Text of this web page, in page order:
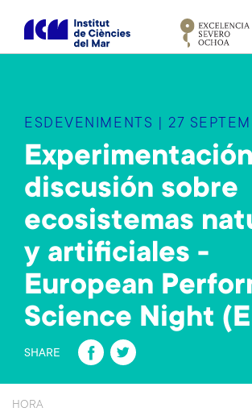
s
ESDEVENIMENTS | 27
discusión sobre
ecosistemas
y artificiales -
European
Science Night
SHARE
Fa
ce
HORA